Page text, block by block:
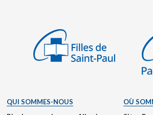
QUI SOMMES-NOUS
OÙ